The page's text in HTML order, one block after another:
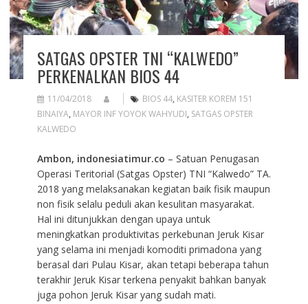
SATGAS OPSTER TNI “KALWEDO”
PERKENALKAN BIOS 44
11/04/2018 BIOS 44, KASITER KOREM 151
BINAIYA, MAYOR INF YOYOK WAHYUDI, SATGAS OPSTER
KALWEDO
Ambon, indonesiatimur.co – Satuan Penugasan
Operasi Teritorial (Satgas Opster) TNI “Kalwedo” TA.
2018 yang melaksanakan kegiatan baik fisik maupun
non fisik selalu peduli akan kesulitan masyarakat.
Hal ini ditunjukkan dengan upaya untuk
meningkatkan produktivitas perkebunan Jeruk Kisar
yang selama ini menjadi komoditi primadona yang
berasal dari Pulau Kisar, akan tetapi beberapa tahun
terakhir Jeruk Kisar terkena penyakit bahkan banyak
juga pohon Jeruk Kisar yang sudah mati.